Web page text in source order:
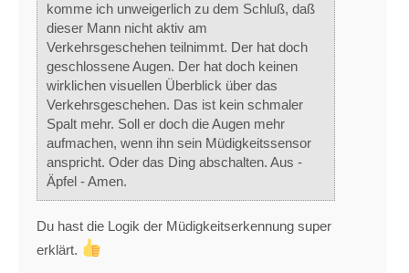
komme ich unweigerlich zu dem Schluß, daß
dieser Mann nicht aktiv am
Verkehrsgeschehen teilnimmt. Der hat doch
geschlossene Augen. Der hat doch keinen
wirklichen visuellen Überblick über das
Verkehrsgeschehen. Das ist kein schmaler
Spalt mehr. Soll er doch die Augen mehr
aufmachen, wenn ihn sein Müdigkeitssensor
anspricht. Oder das Ding abschalten. Aus -
Äpfel - Amen.
Du hast die Logik der Müdigkeitserkennung super
erklärt.